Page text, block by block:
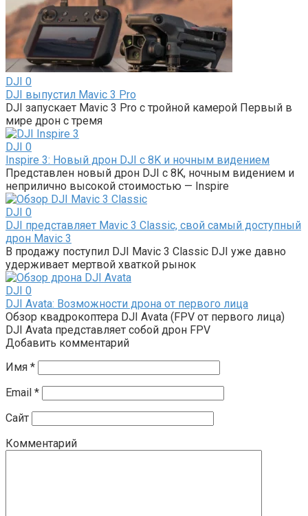
DJI 0
DJI выпустил Mavic 3 Pro
DJI запускает Mavic 3 Pro с тройной камерой Первый в
мире дрон с тремя
DJI 0
Inspire 3: Новый дрон DJI с 8K и ночным видением
Представлен новый дрон DJI с 8K, ночным видением и
неприлично высокой стоимостью — Inspire
DJI 0
DJI представляет Mavic 3 Classic, свой самый доступный
дрон Mavic 3
В продажу поступил DJI Mavic 3 Classic DJI уже давно
удерживает мертвой хваткой рынок
DJI 0
DJI Avata: Возможности дрона от первого лица
Обзор квадрокоптера DJI Avata (FPV от первого лица)
DJI Avata представляет собой дрон FPV
Добавить комментарий
Имя *
Email *
Сайт
Комментарий